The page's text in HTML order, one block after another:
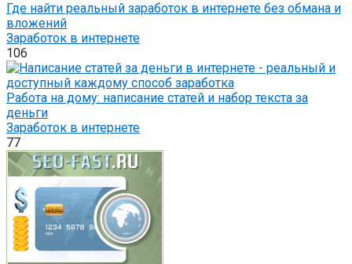
Где найти реальный заработок в интернете без обмана и
вложений
Заработок в интернете
106
Работа на дому: написание статей и набор текста за
деньги
Заработок в интернете
77